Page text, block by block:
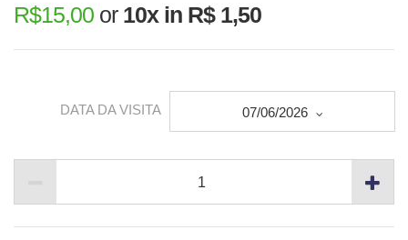
R$15,00 or 10x in R$ 1,50
DATA DA VISITA 07/06/2026